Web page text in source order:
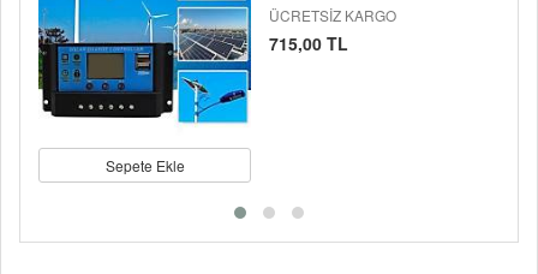
Sepete Ekle
ÜCRETSİZ KARGO
715,00 TL